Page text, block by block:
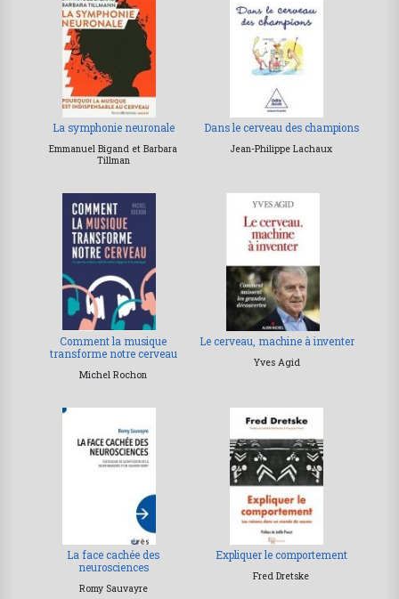
La symphonie neuronale
Emmanuel Bigand et Barbara
Tillman
Dans le cerveau des champions
Jean-Philippe Lachaux
Comment la musique
transforme notre cerveau
Michel Rochon
Le cerveau, machine à inventer
Yves Agid
La face cachée des
neurosciences
Romy Sauvayre
Expliquer le comportement
Fred Dretske